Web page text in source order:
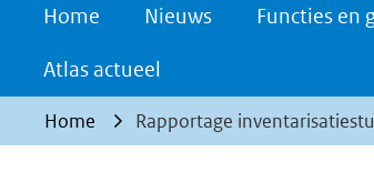
deze
website
worden
toegestaan
Home Nieuws Functies en
Atlas actueel
Home Rapportage